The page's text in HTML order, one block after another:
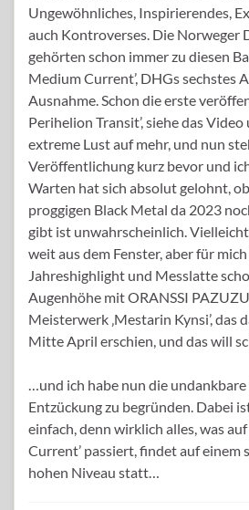
Ungewöhnliches, Inspirierendes,
auch Kontroverses. Die Norweger
gehörten schon immer zu diesen
Medium Current’, DHGs sechstes
Ausnahme. Schon die erste
Perihelion Transit’, siehe das
extreme Lust auf mehr, und nun
Veröffentlichung kurz bevor und
Warten hat sich absolut gelohnt,
proggigen Black Metal da 2023
gibt ist unwahrscheinlich.
weit aus dem Fenster, aber für
Jahreshighlight und Messlatte
Augenhöhe mit ORANSSI
Meisterwerk ‚Mestarin Kynsi’, das
Mitte April erschien, und das will
…und ich habe nun die
Entzückung zu begründen. Dabei
einfach, denn wirklich alles, was
Current’ passiert, findet auf einem
hohen Niveau statt…